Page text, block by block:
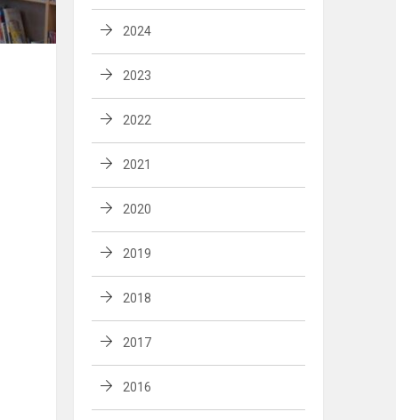
2024
2023
2022
2021
2020
2019
2018
2017
2016